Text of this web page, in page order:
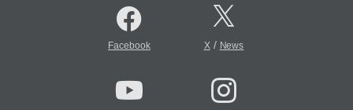
Facebook X/ News